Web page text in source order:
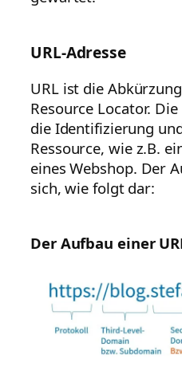
URL-Adresse
URL ist die
Resource Locator.
die Identifizierung
Ressource, wie z.B.
eines Webshop. Der
sich, wie folgt dar:
Der Aufbau einer